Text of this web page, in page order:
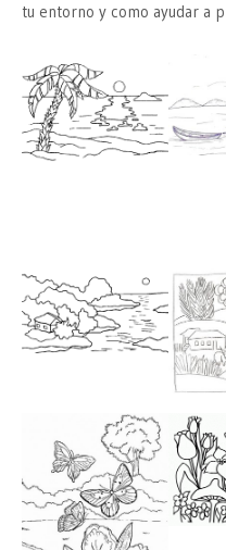
tu entorno y como ayudar a